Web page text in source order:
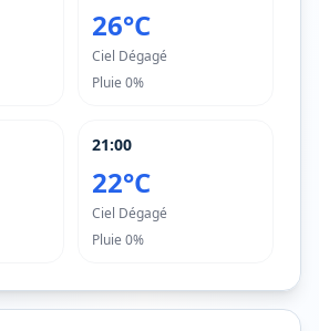
26°C
Ciel Dégagé
Pluie 0%
21:00
22°C
Ciel Dégagé
Pluie 0%